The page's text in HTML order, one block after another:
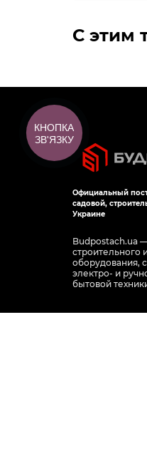
С этим
Официальный
садовой,
Украине
Budpostach.ua
строительного
оборудования,
электро- и
бытовой
КНОПКА
ЗВ'ЯЗКУ